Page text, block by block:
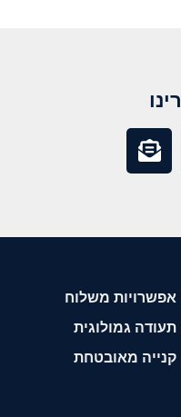
אפשרויות משלוח
תעודה גמולוגית
קנייה מאובטחת